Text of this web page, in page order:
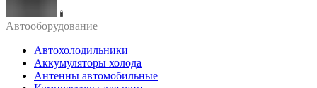
Автооборудование
Автохолодильники
Аккумуляторы холода
Антенны автомобильные